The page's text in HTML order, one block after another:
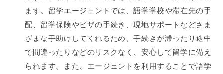
ます。留学エージェントでは、語学学校や滞在先の手
配、留学保険やビザの手続き、現地サポートなどさま
ざまな手助けしてくれるため、手続きが滞ったり途中
で間違ったりなどのリスクなく、安心して留学に備え
られます。また、エージェントを利用することで語学